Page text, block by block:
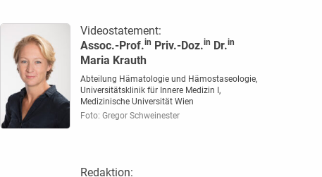
Videostatement:
Assoc.-Prof.in Priv.-Doz.in Dr.in
Maria Krauth
Abteilung Hämatologie und Hämostaseologie,
Universitätsklinik für Innere Medizin I,
Medizinische Universität Wien
Foto: Gregor Schweinester
Redaktion: